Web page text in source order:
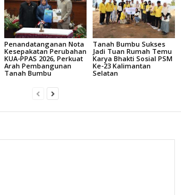
Penandatanganan Nota
Kesepakatan Perubahan
KUA-PPAS 2026, Perkuat
Arah Pembangunan
Tanah Bumbu
Tanah Bumbu Sukses
Jadi Tuan Rumah Temu
Karya Bhakti Sosial PSM
Ke-23 Kalimantan
Selatan